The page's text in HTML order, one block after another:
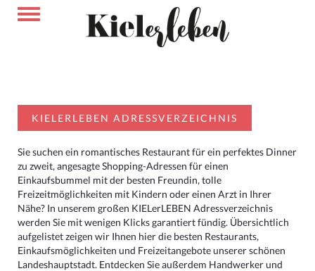
KIELERLEBEN ADRESSVERZEICHNIS
Sie suchen ein romantisches Restaurant für ein perfektes Dinner
zu zweit, angesagte Shopping-Adressen für einen
Einkaufsbummel mit der besten Freundin, tolle
Freizeitmöglichkeiten mit Kindern oder einen Arzt in Ihrer
Nähe? In unserem großen KIELerLEBEN Adressverzeichnis
werden Sie mit wenigen Klicks garantiert fündig. Übersichtlich
aufgelistet zeigen wir Ihnen hier die besten Restaurants,
Einkaufsmöglichkeiten und Freizeitangebote unserer schönen
Landeshauptstadt. Entdecken Sie außerdem Handwerker und